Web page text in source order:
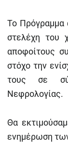
Το Πρόγραμμα
στελέχη του
αποφοίτους
στόχο την
τους σε
Νεφρολογίας.
Θα
ενημέρωση